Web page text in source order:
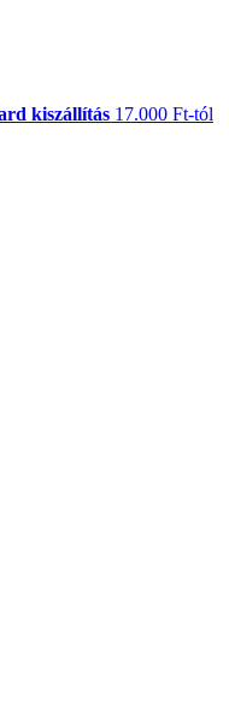
kiszállítás 17.000 Ft-tól